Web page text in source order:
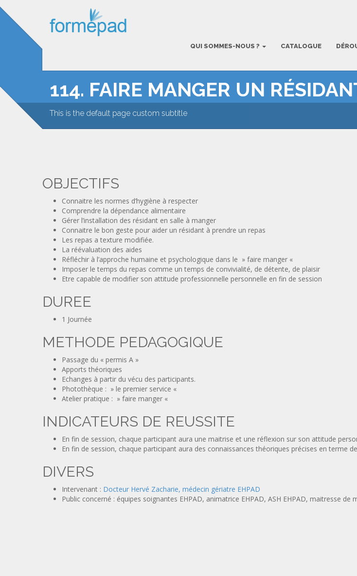
QUI SOMMES-NOUS ? CATALOGUE
114. FAIRE MANGER UN
This is the default page custom subtitle
OBJECTIFS
Connaitre les normes d’hygiène à respecter
Comprendre la dépendance alimentaire
Gérer l’installation des résidant en salle à manger
Connaitre le bon geste pour aider un résidant à prendre un repas
Les repas a texture modifiée.
La réévaluation des aides
Réfléchir à l’approche humaine et psychologique dans le » faire manger «
Imposer le temps du repas comme un temps de convivialité, de détente, de plaisir
Etre capable de modifier son attitude professionnelle personnelle en fin de session
DUREE
1 Journée
METHODE PEDAGOGIQUE
Passage du « permis A »
Apports théoriques
Echanges à partir du vécu des participants.
Photothèque : » le premier service «
Atelier pratique : » faire manger «
INDICATEURS DE REUSSITE
En fin de session, chaque participant aura une maitrise et une réflexion sur son attitude
En fin de session, chaque participant aura des connaissances théoriques précises en terme
DIVERS
Intervenant : Docteur Hervé Zacharie, médecin gériatre EHPAD
Public concerné : équipes soignantes EHPAD, animatrice EHPAD, ASH EHPAD, maitresse